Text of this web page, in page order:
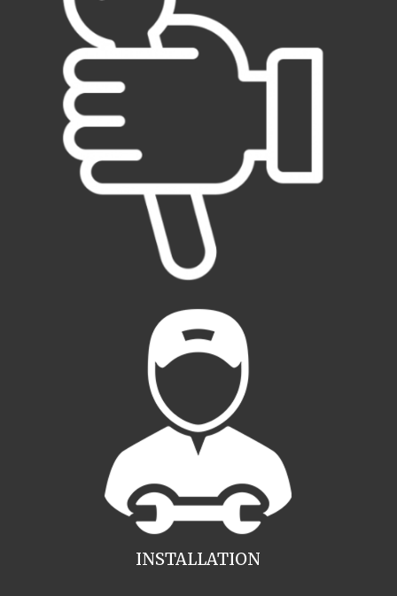
INSTALLATION